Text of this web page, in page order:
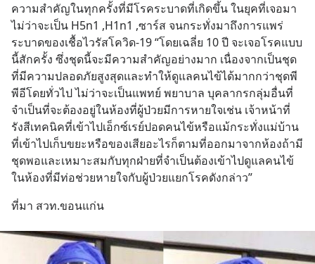
ความสำคัญในทุกครั้งที่มีโรคระบาดที่เกิดขึ้น ในยุคที่เจอมา
ไม่ว่าจะเป็น H5n1 ,H1n1 ,ซาร์ส จนกระทั่งมาถึงการแพร่
ระบาดของเชื้อไวรัสโควิด-19 “โดยเฉลี่ย 10 ปี จะเจอโรคแบบ
นี้สักครั้ง ซึ่งชุดนี้จะมีความสำคัญอย่างมาก เนื่องจากเป็นชุด
ที่มีความปลอดภัยสูงสุดและทำให้ดูแลคนไข้ได้มากกว่าชุดพี
พีอีโดยทั่วไป ไม่ว่าจะเป็นแพทย์ พยาบาล บุคลากรกลุ่มอื่นที่
จำเป็นที่จะต้องอยู่ในห้องที่ผู้ป่วยมีการหายใจเช่น เจ้าหน้าที่
รังสีเทคนิคที่เข้าไปเอ็กซ์เรย์ปอดคนไข้หรือแม้กระทั่งแม่บ้าน
ที่เข้าไปเก็บขยะหรือของเสียอะไรก็ตามที่ออกมาจากห้องถ้ามี
ชุดพอและเหมาะสมกับทุกฝ่ายที่จำเป็นต้องเข้าไปดูแลคนไข้
ในห้องที่มีท่อช่วยหายใจกับผู้ป่วยแยกโรคดังกล่าว”
ที่มา สวท.ขอนแก่น